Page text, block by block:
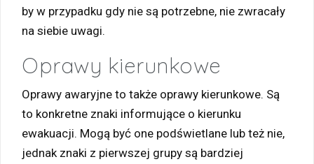
by w przypadku gdy nie są potrzebne, nie zwracały
na siebie uwagi.
Oprawy kierunkowe
Oprawy awaryjne to także oprawy kierunkowe. Są
to konkretne znaki informujące o kierunku
ewakuacji. Mogą być one podświetlane lub też nie,
jednak znaki z pierwszej grupy są bardziej